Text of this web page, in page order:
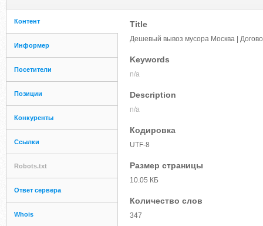
Контент
Информер
Посетители
Позиции
Конкуренты
Ссылки
Robots.txt
Ответ сервера
Whois
Title
Дешевый вывоз мусора Москва |
Keywords
n/a
Description
n/a
Кодировка
UTF-8
Размер страницы
10.05 КБ
Количество слов
347